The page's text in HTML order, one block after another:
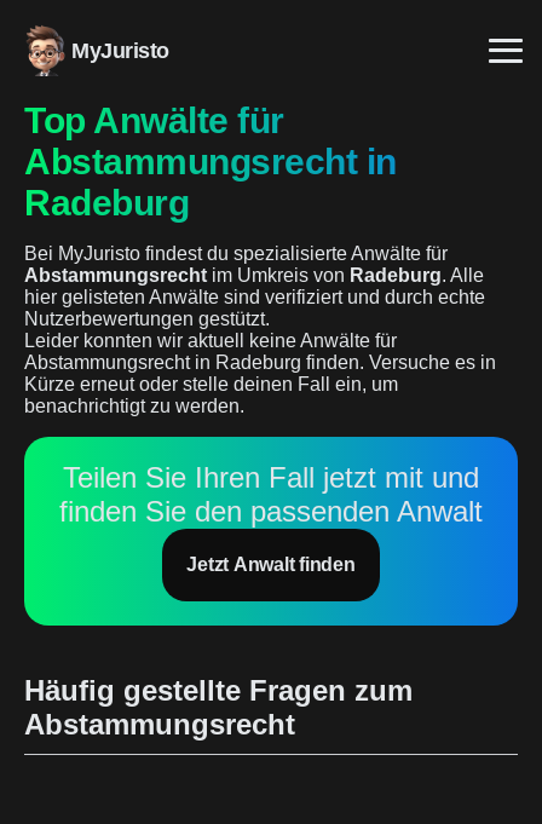
MyJuristo
Top Anwälte für
Abstammungsrecht in
Radeburg
Bei MyJuristo findest du spezialisierte Anwälte für
Abstammungsrecht im Umkreis von Radeburg. Alle
hier gelisteten Anwälte sind verifiziert und durch echte
Nutzerbewertungen gestützt.
Leider konnten wir aktuell keine Anwälte für
Abstammungsrecht in Radeburg finden. Versuche es in
Kürze erneut oder stelle deinen Fall ein, um
benachrichtigt zu werden.
Teilen Sie Ihren Fall jetzt mit und
finden Sie den passenden Anwalt
Jetzt Anwalt finden
Häufig gestellte Fragen zum
Abstammungsrecht